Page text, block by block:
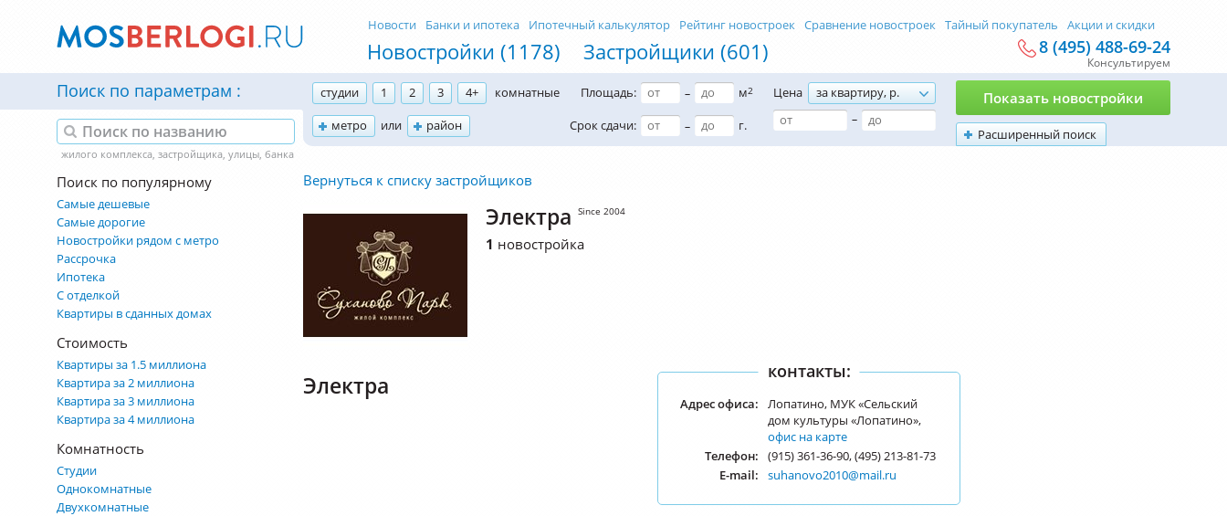
Новостройки (1178) Застройщики (601)
Новости Банки и ипотека Ипотечный калькулятор Рейтинг новостроек Сравнение новостроек Тайный покупатель Акции и скидки
8 (495) 488-69-24
Консультируем
Поиск по параметрам студии 1 2 3 4+
комнатные
метро
или район
Площадь: – м2
Срок сдачи: – г.
Цена
за квартиру, р.
–
Расширенный поиск
Показать новостройки
Поиск по популярному
Самые дешевые
Самые дорогие
Новостройки рядом с метро
Рассрочка
Ипотека
С отделкой
Квартиры в сданных домах
Стоимость
Квартиры за 1.5 миллиона
Квартира за 2 миллиона
Квартира за 3 миллиона
Квартира за 4 миллиона
Комнатность
Студии
Однокомнатные
Двухкомнатные
Вернуться к списку застройщиков
Электра Since 2004
1 новостройка
контакты:
Адрес офиса:
Лопатино, МУК «Сельский
дом культуры «Лопатино»,
офис на карте
Телефон:
(915) 361-36-90, (495) 213-81-73
E-mail:
suhanovo2010@mail.ru
Электра